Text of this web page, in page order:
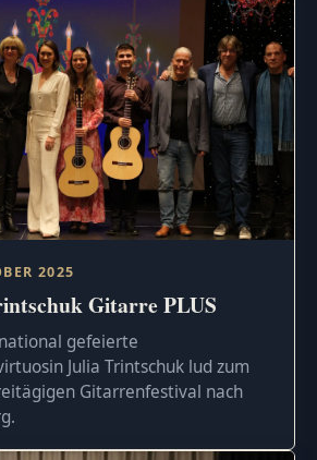
2025
Gitarre PLUS
gefeierte
Julia Trintschuk lud zum
Gitarrenfestival nach